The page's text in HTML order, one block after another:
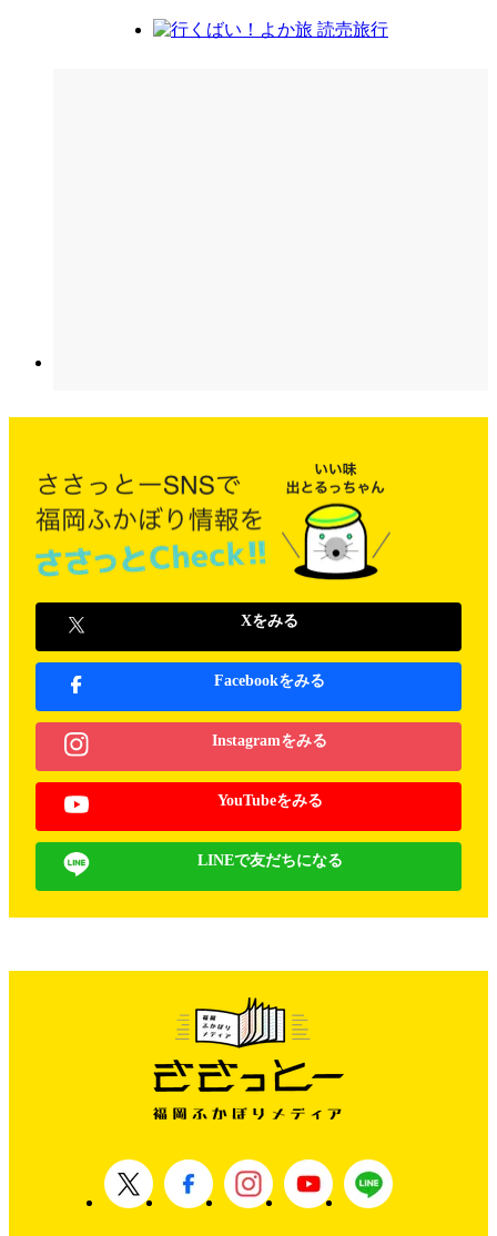
Xをみる
Facebookをみる
Instagramをみる
YouTubeをみる
LINEで友だちになる